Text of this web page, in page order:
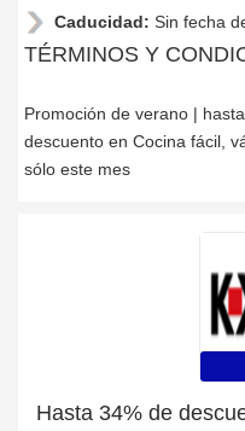
Caducidad: Sin fecha
TÉRMINOS Y
Promoción de verano |
descuento en Cocina fácil,
sólo este mes